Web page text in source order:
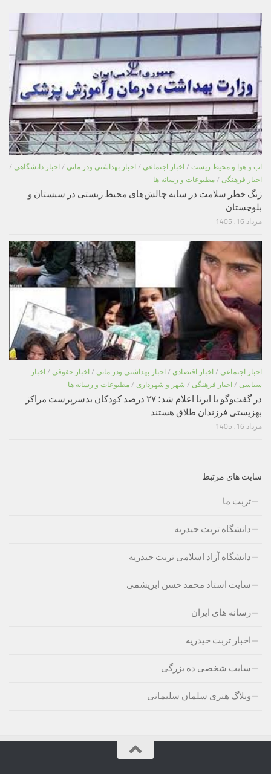
اب و هوا و محیط زیست / اخبار اجتماعی / اخبار بهداشتی ودر مانی / اخبار دانشگاهی /
اخبار فرهنگی / مطبوعات و رسانه ها
زنگ خطر سلامت در سایه چالش‌های محیط زیستی در سیستان و
بلوچستان
مرداد 16, 1405
اخبار اجتماعی / اخبار اقتصادی / اخبار بهداشتی ودر مانی / اخبار حقوقی / اخبار
سیاسی / اخبار فرهنگی / شهر و شهرداری / مطبوعات و رسانه ها
در گفت‌وگو با ایرنا اعلام شد؛ ۲۷ درصد کودکان بدسرپرست مراکز
بهزیستی فرزندان طلاق هستند
مرداد 16, 1405
سایت های مرتبط
تربت ما
دانشگاه تربت حیدریه
دانشگاه آزاد اسلامی تربت حیدریه
سایت استاد محمد حسن ابریشمی
رسانه های ایران
اخبار تربت حیدریه
سایت شخصی ده بزرگی
وبلاگ هنری سلمان سلیمانی